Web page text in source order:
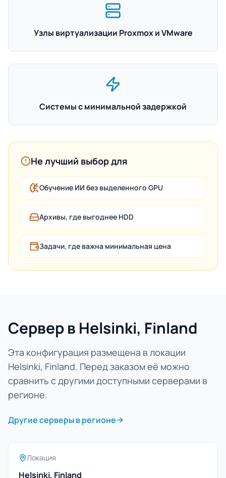
Узлы виртуализации Proxmox и VMware
Системы с минимальной задержкой
Не лучший выбор для
Обучение ИИ без выделенного GPU
Архивы, где выгоднее HDD
Задачи, где важна минимальная цена
Сервер в Helsinki, Finland
Эта конфигурация размещена в локации
Helsinki, Finland. Перед заказом её можно
сравнить с другими доступными серверами в
регионе.
Другие серверы в регионе
Локация
Helsinki, Finland